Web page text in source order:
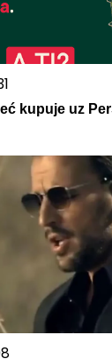
kupuje uz